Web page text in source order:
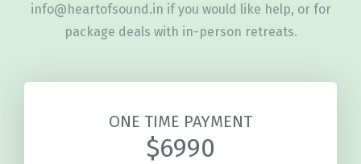
info@heartofsound.in if you would like help, or for
package deals with in-person retreats.
ONE TIME PAYMENT
$6990